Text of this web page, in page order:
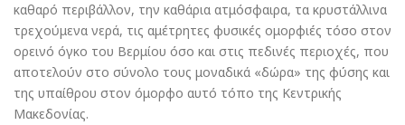
καθαρό περιβάλλον, την καθάρια ατμόσφαιρα, τα κρυστάλλινα
τρεχούμενα νερά, τις αμέτρητες φυσικές ομορφιές τόσο στον
ορεινό όγκο του Βερμίου όσο και στις πεδινές περιοχές, που
αποτελούν στο σύνολο τους μοναδικά «δώρα» της φύσης και
της υπαίθρου στον όμορφο αυτό τόπο της Κεντρικής
Μακεδονίας.